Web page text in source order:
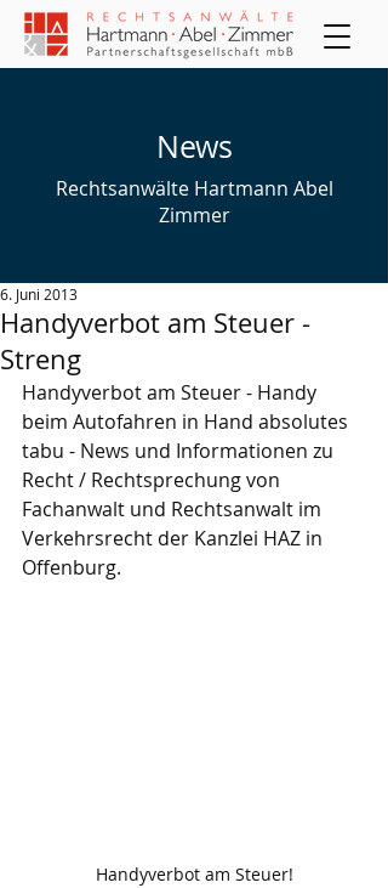
News
Rechtsanwälte Hartmann Abel
Zimmer
Handyverbot am Steuer -
Streng
6. Juni 2013
Handyverbot am Steuer - Handy
beim Autofahren in Hand absolutes
tabu - News und Informationen zu
Recht / Rechtsprechung von
Fachanwalt und Rechtsanwalt im
Verkehrsrecht der Kanzlei HAZ in
Offenburg.
Handyverbot am Steuer!